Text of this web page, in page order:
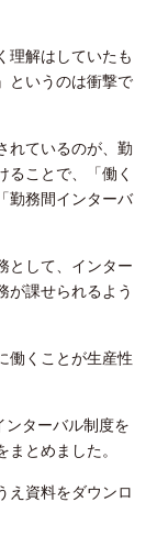
理解はしていたも
というのは衝撃で
れているのが、勤
ることで、「働く
勤務間インターバ
として、インター
が課せられるよう
働くことが生産性
ンターバル制度を
とめました。
え資料をダウンロ